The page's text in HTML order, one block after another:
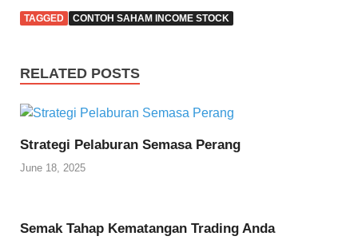
TAGGED CONTOH SAHAM INCOME STOCK
RELATED POSTS
Strategi Pelaburan Semasa Perang
June 18, 2025
Semak Tahap Kematangan Trading Anda